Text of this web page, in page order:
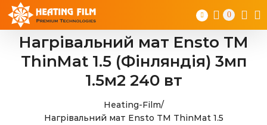
Skip
content
0
Нагрівальний мат Ensto TM
ThinMat 1.5 (Фінляндія) 3мп
1.5м2 240 вт
Heating-Film/
Нагрівальний мат Ensto TM ThinMat 1.5